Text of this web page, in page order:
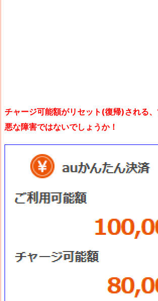
チャージ可能額がリセット(復帰)される
悪な障害ではないでしょうか！